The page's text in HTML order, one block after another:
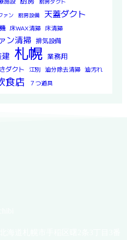
ァン 厨房設備 天蓋ダクト
床WAX清掃 床清掃
ン清掃 排気設備
札幌 業務用
ダクト 江別 油分除去清掃 油汚れ
食店 ７つ道具